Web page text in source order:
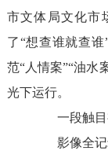
市文体局文化市
了“想查谁就查
范“人情案”“油水
光下运行。
一段触目
影像全记